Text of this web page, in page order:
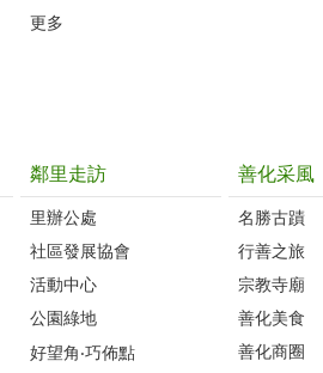
更多
鄰里走訪
里辦公處‭ ‭
社區發展協會‭
活動中心
公園綠地
好望角‧巧佈點
善化采風
名勝古蹟
行善之旅
宗教寺廟
善化美食
善化商圈